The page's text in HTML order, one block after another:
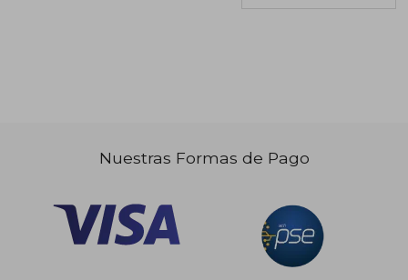
45%
dcto. $ 77.388
20%
dcto.
Nuestras Formas de Pago